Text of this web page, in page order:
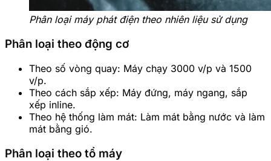
Phân loại máy phát điện theo nhiên liệu sử dụng
Phân loại theo động cơ
Theo số vòng quay: Máy chạy 3000 v/p và 1500
v/p.
Theo cách sắp xếp: Máy đứng, máy ngang, sắp
xếp inline.
Theo hệ thống làm mát: Làm mát bằng nước và làm
mát bằng gió.
Phân loại theo tổ máy